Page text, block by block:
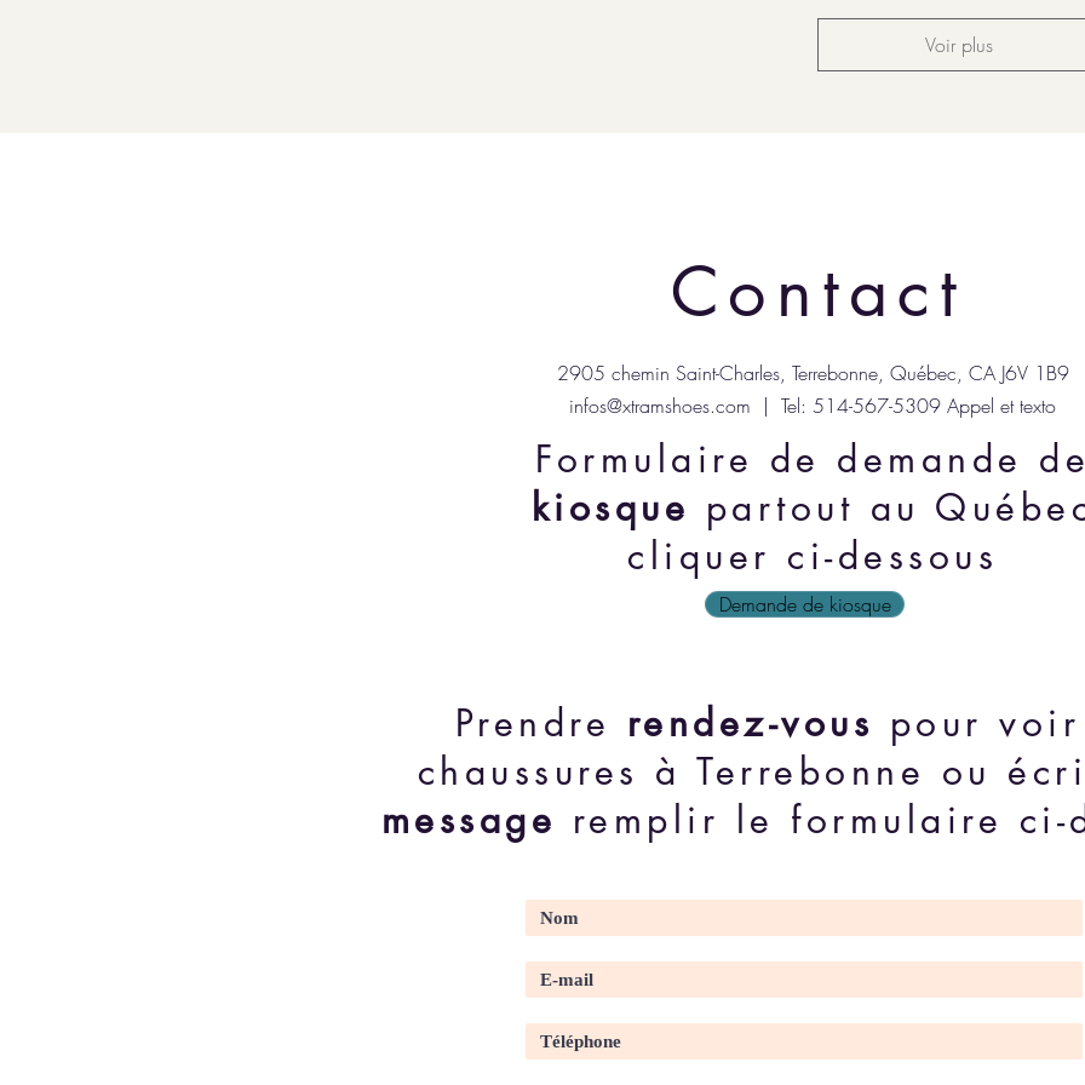
Voir plus
Contact
2905 chemin Saint-Charles, Terrebonne, Québec, CA J6V 1B9
infos@xtramshoes.com | Tel: 514-567-5309 Appel et texto
Formulaire de demande
kiosque partout au
cliquer ci-dessous
Demande de kiosque
Prendre rendez-vous pour
chaussures à Terrebonne ou
message remplir le formulaire ci-